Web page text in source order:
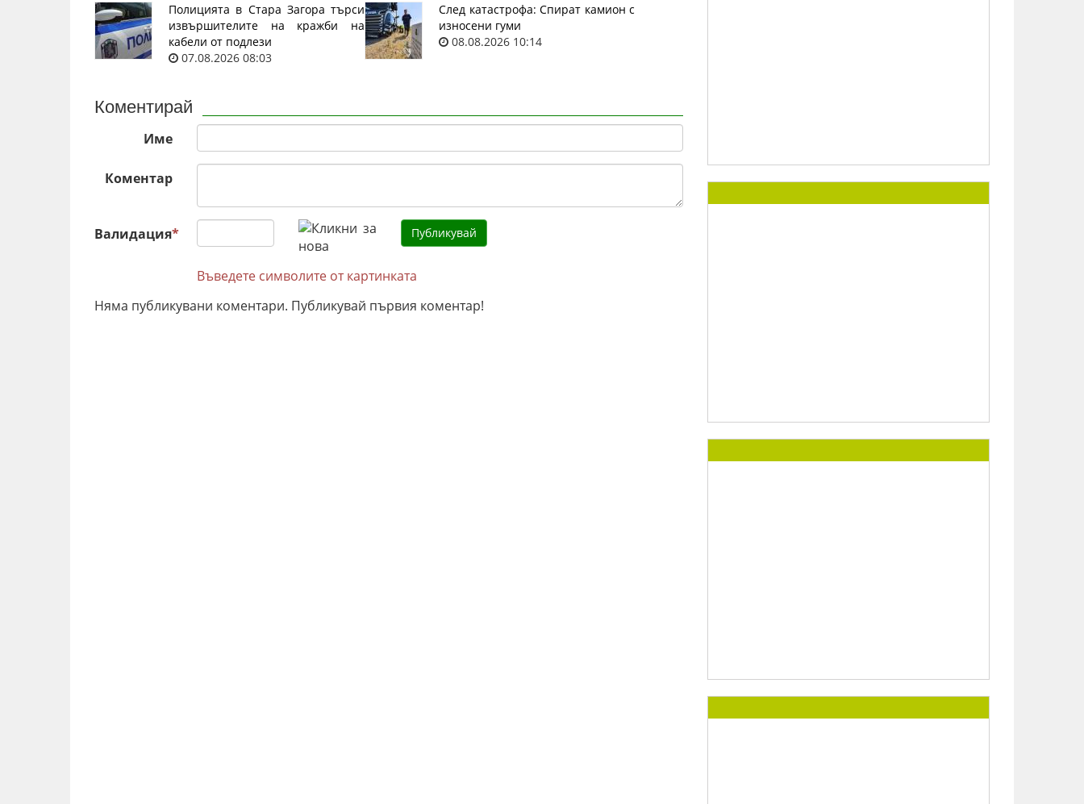
Полицията в Стара Загора търси
извършителите на кражби на
кабели от подлези
07.08.2026 08:03
След катастрофа: Спират камион с
износени гуми
08.08.2026 10:14
Коментирай
Име
Коментар
Валидация*
Въведете символите от картинката
Няма публикувани коментари. Публикувай първия коментар!